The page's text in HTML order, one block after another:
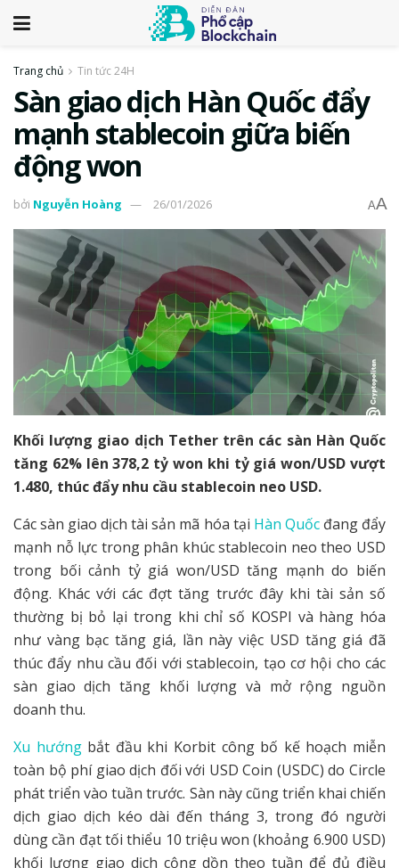
Trang chủ Tin tức 24H
Sàn giao dịch Hàn Quốc đẩy
mạnh stablecoin giữa biến
động won
bởi Nguyễn Hoàng 26/01/2026 AA
Khối lượng giao dịch Tether trên các sàn Hàn Quốc
tăng 62% lên 378,2 tỷ won khi tỷ giá won/USD vượt
1.480, thúc đẩy nhu cầu stablecoin neo USD.
Các sàn giao dịch tài sản mã hóa tại Hàn Quốcđang đẩy
mạnh nỗ lực trong phân khúc stablecoin neo theo USD
trong bối cảnh tỷ giá won/USD tăng mạnh do biến
động. Khác với các đợt tăng trước đây khi tài sản số
thường bị bỏ lại trong khi chỉ số KOSPI và hàng hóa
như vàng bạc tăng giá, lần này việc USD tăng giá đã
thúc đẩy nhu cầu đối với stablecoin, tạo cơ hội cho các
sàn giao dịch tăng khối lượng và mở rộng nguồn
doanh thu.
Xu hướngbắt đầu khi Korbit công bố kế hoạch miễn
toàn bộ phí giao dịch đối với USD Coin (USDC) do Circle
phát triển vào tuần trước. Sàn này cũng triển khai chiến
dịch giao dịch kéo dài đến tháng 3, trong đó người
dùng cần đạt tối thiểu 10 triệu won (khoảng 6.900 USD)
khối lượng giao dịch cộng dồn theo tuần để đủ điều